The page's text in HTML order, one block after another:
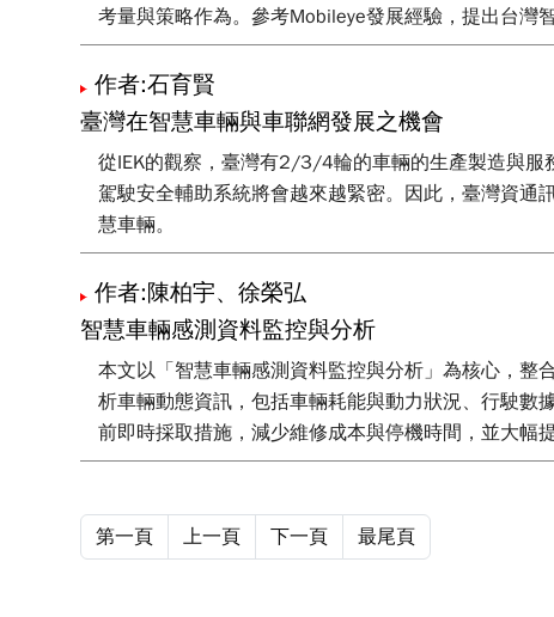
考量與策略作為。參考Mobileye發展經驗，提出台灣
作者:石育賢
臺灣在智慧車輛與車聯網發展之機會
從IEK的觀察，臺灣有2/3/4輪的車輛的生產製造與服
駕駛安全輔助系統將會越來越緊密。因此，臺灣資通
慧車輛。
作者:陳柏宇、徐榮弘
智慧車輛感測資料監控與分析
本文以「智慧車輛感測資料監控與分析」為核心，整
析車輛動態資訊，包括車輛耗能與動力狀況、行駛數
前即時採取措施，減少維修成本與停機時間，並大幅
第一頁 上一頁 下一頁 最尾頁